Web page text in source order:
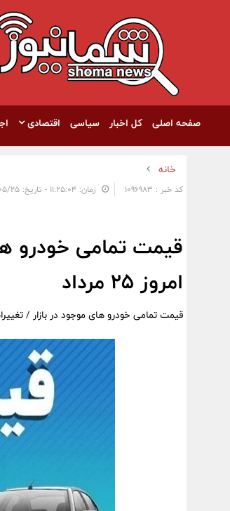
صفحه اصلی کل اخبار سیاسی اقتصادی
خانه
کد خبر : 1096983 زمان: ۱۱:۲۵:۰۴ - تاریخ: ۱۴۰۳/۰۵/۲۵
قیمت تمامی خودرو
امروز 25 مرداد
قیمت تمامی خودرو های موجود در بازار / تغییرات